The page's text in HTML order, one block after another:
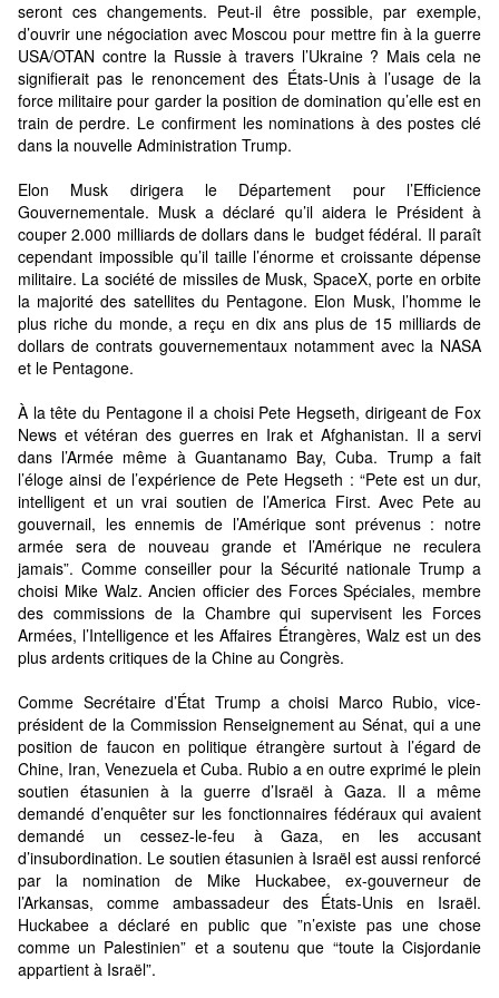
seront ces changements. Peut-il être possible, par exemple,
d’ouvrir une négociation avec Moscou pour mettre fin à la guerre
USA/OTAN contre la Russie à travers l’Ukraine ? Mais cela ne
signifierait pas le renoncement des États-Unis à l’usage de la
force militaire pour garder la position de domination qu’elle est en
train de perdre. Le confirment les nominations à des postes clé
dans la nouvelle Administration Trump.
Elon Musk dirigera le Département pour l’Efficience
Gouvernementale. Musk a déclaré qu’il aidera le Président à
couper 2.000 milliards de dollars dans le budget fédéral. Il paraît
cependant impossible qu’il taille l’énorme et croissante dépense
militaire. La société de missiles de Musk, SpaceX, porte en orbite
la majorité des satellites du Pentagone. Elon Musk, l’homme le
plus riche du monde, a reçu en dix ans plus de 15 milliards de
dollars de contrats gouvernementaux notamment avec la NASA
et le Pentagone.
À la tête du Pentagone il a choisi Pete Hegseth, dirigeant de Fox
News et vétéran des guerres en Irak et Afghanistan. Il a servi
dans l’Armée même à Guantanamo Bay, Cuba. Trump a fait
l’éloge ainsi de l’expérience de Pete Hegseth : “Pete est un dur,
intelligent et un vrai soutien de l’America First. Avec Pete au
gouvernail, les ennemis de l’Amérique sont prévenus : notre
armée sera de nouveau grande et l’Amérique ne reculera
jamais”. Comme conseiller pour la Sécurité nationale Trump a
choisi Mike Walz. Ancien officier des Forces Spéciales, membre
des commissions de la Chambre qui supervisent les Forces
Armées, l’Intelligence et les Affaires Étrangères, Walz est un des
plus ardents critiques de la Chine au Congrès.
Comme Secrétaire d’État Trump a choisi Marco Rubio, vice-
président de la Commission Renseignement au Sénat, qui a une
position de faucon en politique étrangère surtout à l’égard de
Chine, Iran, Venezuela et Cuba. Rubio a en outre exprimé le plein
soutien étasunien à la guerre d’Israël à Gaza. Il a même
demandé d’enquêter sur les fonctionnaires fédéraux qui avaient
demandé un cessez-le-feu à Gaza, en les accusant
d’insubordination. Le soutien étasunien à Israël est aussi renforcé
par la nomination de Mike Huckabee, ex-gouverneur de
l’Arkansas, comme ambassadeur des États-Unis en Israël.
Huckabee a déclaré en public que ”n’existe pas une chose
comme un Palestinien” et a soutenu que “toute la Cisjordanie
appartient à Israël”.